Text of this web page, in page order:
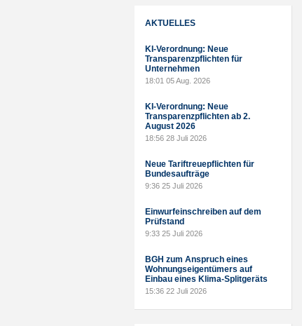
AKTUELLES
KI-Verordnung: Neue
Transparenzpflichten für
Unternehmen
18:01 05 Aug. 2026
KI-Verordnung: Neue
Transparenzpflichten ab 2.
August 2026
18:56 28 Juli 2026
Neue Tariftreuepflichten für
Bundesaufträge
9:36 25 Juli 2026
Einwurfeinschreiben auf dem
Prüfstand
9:33 25 Juli 2026
BGH zum Anspruch eines
Wohnungseigentümers auf
Einbau eines Klima-Splitgeräts
15:36 22 Juli 2026